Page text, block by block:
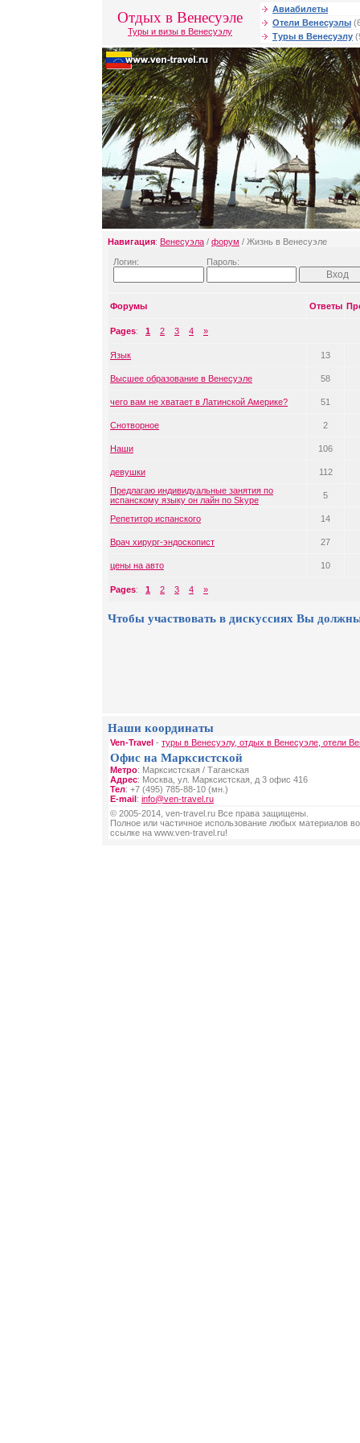
Отдых в Венесуэле
Туры и визы в Венесуэлу
Авиабилеты
Отели Венесуэлы
Туры в Венесуэлу
Навигация: Венесуэла / форум / Жизнь в Венесуэле
Логин: Пароль:
Форумы Ответы
Pages: 1 2 3 4 »
Язык 13
Высшее образование в Венесуэле 58
чего вам не хватает в Латинской Америке? 51
Снотворное 2
Наши 106
девушки
112
Предлагаю индивидуальные занятия по
испанскому языку он лайн по Skype
5
Репетитор испанского 14
Врач хирург-эндоскопист 27
цены на авто 10
Pages: 1 2 3 4 »
Чтобы участвовать в дискуссиях Вы
Наши координаты
Ven-Travel - туры в Венесуэлу, отдых в Венесуэле, отели
Офис на Марксистской
Метро: Марксистская / Таганская
Адрес: Москва, ул. Марксистская, д 3 офис 416
Тел: +7 (495) 785-88-10 (мн.)
E-mail: info@ven-travel.ru
© 2005-2014, ven-travel.ru Все права защищены.
Полное или частичное использование любых материалов
ссылке на www.ven-travel.ru!